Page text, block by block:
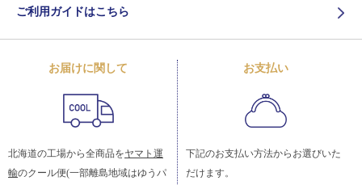
ご利用ガイドはこちら
お届けに関して
北海道の工場から全商品をヤマト運
輸のクール便(一部離島地域はゆうパ
お支払い
下記のお支払い方法からお選びいた
だけます。